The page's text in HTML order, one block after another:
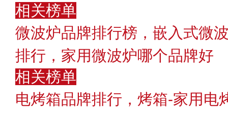
相关榜单
微波炉品牌排行榜，嵌入式微
排行，家用微波炉哪个品牌好
相关榜单
电烤箱品牌排行，烤箱-家用电